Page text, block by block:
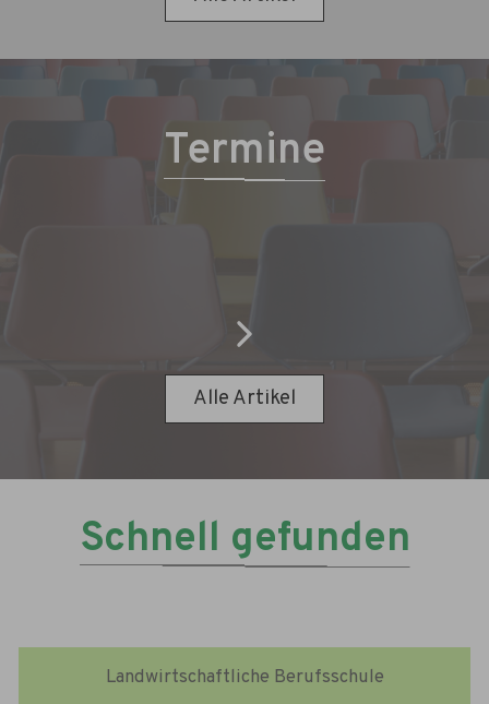
Termine
Alle Artikel
Schnell gefunden
Landwirtschaftliche Berufsschule